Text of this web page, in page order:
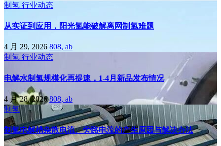
制氢 行业动态
从实证到应用，阳光氢能破解离网制氢难题
4 月 29, 2026 808, ab
制氢 行业动态
电解水制氢规模化再提速，1-4月新品发布情况
4 月 28, 2026808, ab
制氢
制氢电解槽杂散电流、旁路电流的产生原因与解决办法